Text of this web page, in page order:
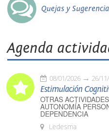
Quejas y
Agenda
08/01/2026 26/
Estimulación
OTRAS
AUTONOMÍA
DEPENDENCIA
Ledesma